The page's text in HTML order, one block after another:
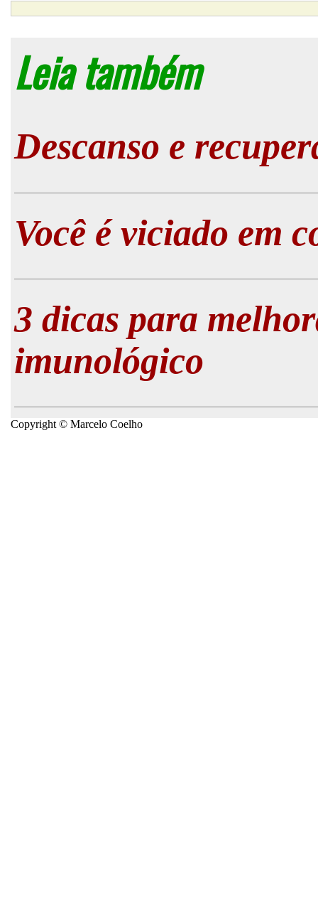
Leia também
Descanso e
Você é viciado em
3 dicas para
imunológico
Copyright © Marcelo Coelho